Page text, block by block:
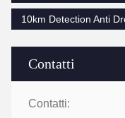
Contatti
Contatti:
10km Detection Anti